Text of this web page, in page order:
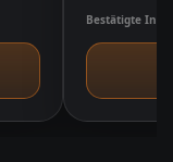
Bestätigte